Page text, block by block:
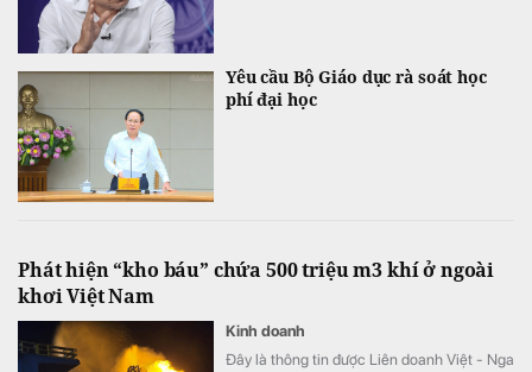
Yêu cầu Bộ Giáo dục rà soát học
phí đại học
Phát hiện “kho báu” chứa 500 triệu m3 khí ở ngoài
khơi Việt Nam
Kinh doanh
Đây là thông tin được Liên doanh Việt - Nga